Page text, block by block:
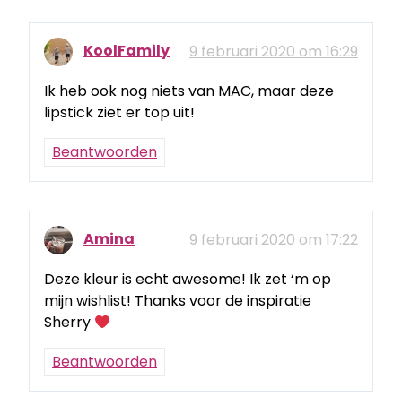
KoolFamily
9 februari 2020 om 16:29
Ik heb ook nog niets van MAC, maar deze
lipstick ziet er top uit!
Beantwoorden
Amina
9 februari 2020 om 17:22
Deze kleur is echt awesome! Ik zet ‘m op
mijn wishlist! Thanks voor de inspiratie
Sherry
Beantwoorden